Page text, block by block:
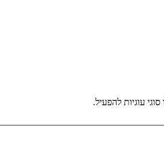
עוגיות להפעיל.